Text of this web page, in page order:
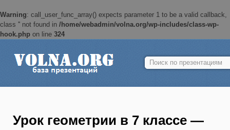
Warning: call_user_func_array() expects parameter 1 to be a valid callback,
class '' not found in /home/webadmin/volna.org/wp-includes/class-wp-
hook.php on line 324
Найти:
Урок геометрии в 7 классе —